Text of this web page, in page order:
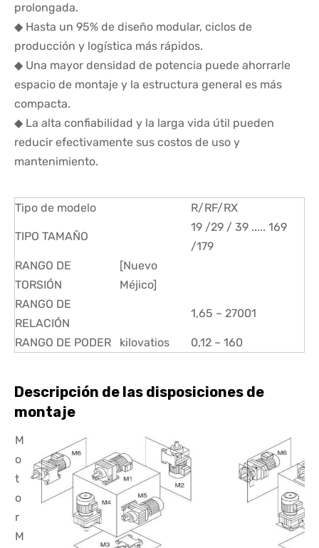
prolongada.
◆ Hasta un 95% de diseño modular, ciclos de
producción y logística más rápidos.
◆ Una mayor densidad de potencia puede ahorrarle
espacio de montaje y la estructura general es más
compacta.
◆ La alta confiabilidad y la larga vida útil pueden
reducir efectivamente sus costos de uso y
mantenimiento.
Tipo de modelo R/RF/RX
TIPO TAMAÑO
19 /29 / 39 ..... 169
/179
RANGO DE
TORSIÓN
[Nuevo
Méjico]
RANGO DE
RELACIÓN
1,65 ~ 27001
RANGO DE PODER kilovatios 0,12 ~ 160
Descripción de las disposiciones de
montaje
M
o
t
o
r
M